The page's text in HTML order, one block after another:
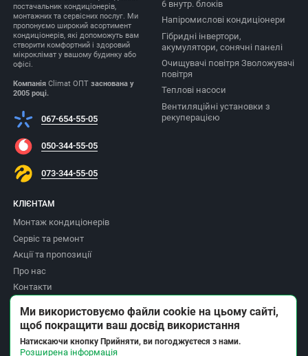
постачальник кондиціонерів,
монтажних та сервісних послуг. Ми
пропонуємо широкий асортимент
кондиціонерів, які допоможуть вам
створити комфортний і здоровий
мікроклімат у вашому будинку або
офісі.
Компанія Climat ОПТзаснована у
2005 році.
067-654-55-05
050-344-55-05
073-344-55-05
6 внутр. блоків
Напіромислові кондиціонери
Гібридні інвертори,
акумулятори, сонячні панелі
Очищувачі повітря Зволожувачі
повітря
Теплові насоси
Вентиляційні установки з
рекуперацією
КЛІЄНТАМ
Монтаж кондиціонерів
Сервіс та ремонт
Акції та пропозиції
Про нас
Контакти
Повернення товару
Ми використовуємо файли cookie на цьому сайті,
щоб покращити ваш досвід використання
Натискаючи кнопку Прийняти, ви погоджуєтеся з нами.
Розширена інформація